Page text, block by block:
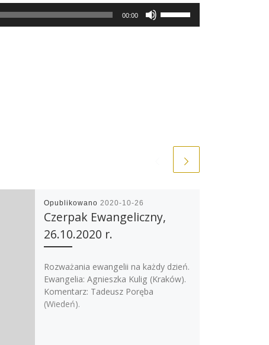
00:00
Use
Up/Down
Opublikowano 2020-10-26
Czerpak Ewangeliczny,
26.10.2020 r.
Rozważania ewangelii na każdy dzień.
Ewangelia: Agnieszka Kulig (Kraków).
Komentarz: Tadeusz Poręba
(Wiedeń).